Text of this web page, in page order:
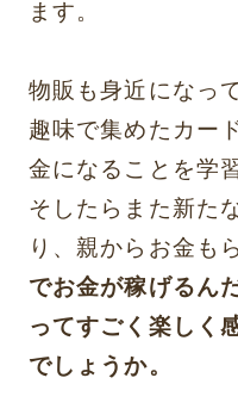
ます。
物販も身近になっ
趣味で集めたカー
金になることを学
そしたらまた新た
り、親からお金も
でお金が稼げるん
ってすごく楽しく
でしょうか。